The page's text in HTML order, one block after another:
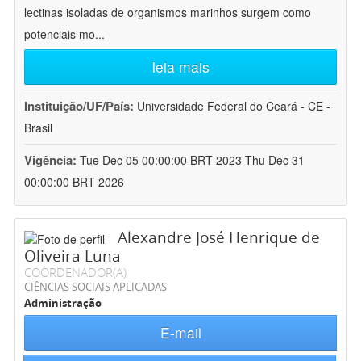
lectinas isoladas de organismos marinhos surgem como
potenciais mo...
leia mais
Instituição/UF/País: Universidade Federal do Ceará - CE -
Brasil
Vigência: Tue Dec 05 00:00:00 BRT 2023-Thu Dec 31
00:00:00 BRT 2026
Alexandre José Henrique de
Oliveira Luna
COORDENADOR(A)
CIÊNCIAS SOCIAIS APLICADAS
Administração
E-mail